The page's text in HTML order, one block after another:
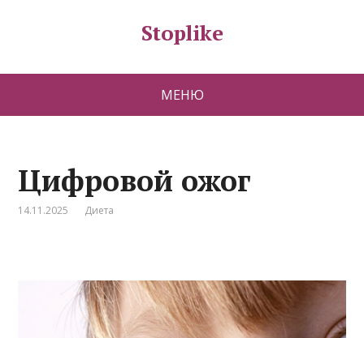
Stoplike
МЕНЮ
Цифровой ожог
14.11.2025 Диета